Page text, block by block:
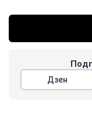
Дзен